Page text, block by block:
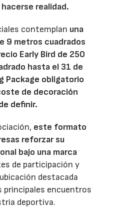
realidad.
contemplan una
9 metros cuadrados
Early Bird de 250
hasta el 31 de
Package obligatorio
de decoración
definir.
este formato
reforzar su
bajo una marca
de participación y
destacada
principales encuentros
deportiva.